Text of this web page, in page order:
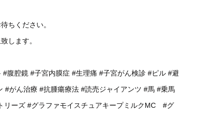
ちください。
します。
#腹腔鏡 #子宮内膜症 #生理痛 #子宮がん検診 #ピル #避
#がん治療 #抗腫瘍療法 #読売ジャイアンツ #馬 #乗馬
リーズ #グラファモイスチュアキープミルクMC
#グ